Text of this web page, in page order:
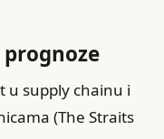
u supply chainu i
(The Straits